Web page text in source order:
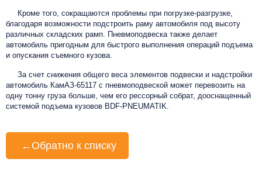
Кроме того, сокращаются проблемы при погрузке-разгрузке,
благодаря возможности подстроить раму автомобиля под высоту
различных складских рамп. Пневмоподвеска также делает
автомобиль пригодным для быстрого выполнения операций подъема
и опускания съемного кузова.
За счет снижения общего веса элементов подвески и надстройки
автомобиль КамАЗ-65117 с пневмоподвеской может перевозить на
одну тонну груза больше, чем его рессорный собрат, дооснащенный
системой подъема кузовов BDF-PNEUMATIK.
← Обратно к списку